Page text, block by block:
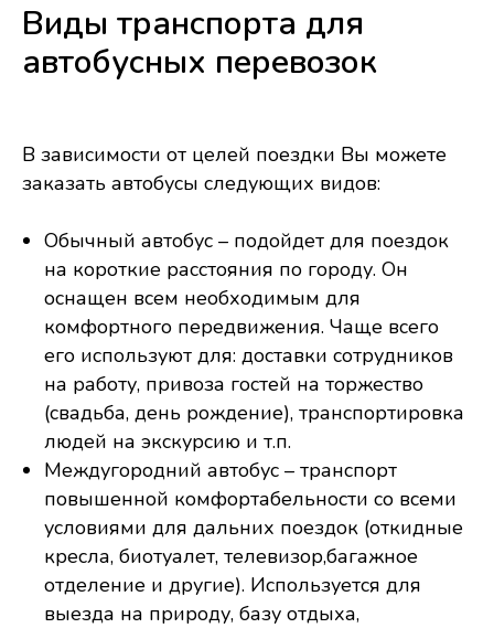
Виды транспорта для
автобусных перевозок
В зависимости от целей поездки Вы можете
заказать автобусы следующих видов:
Обычный автобус – подойдет для поездок
на короткие расстояния по городу. Он
оснащен всем необходимым для
комфортного передвижения. Чаще всего
его используют для: доставки сотрудников
на работу, привоза гостей на торжество
(свадьба, день рождение), транспортировка
людей на экскурсию и т.п.
Междугородний автобус – транспорт
повышенной комфортабельности со всеми
условиями для дальних поездок (откидные
кресла, биотуалет, телевизор,багажное
отделение и другие). Используется для
выезда на природу, базу отдыха,